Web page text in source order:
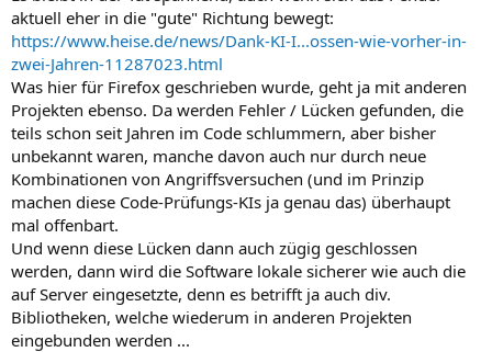
aktuell eher in die "gute" Richtung bewegt:
https://www.heise.de/news/Dank-KI-I...ossen-wie-vorher-in-
zwei-Jahren-11287023.html
Was hier für Firefox geschrieben wurde, geht ja mit anderen
Projekten ebenso. Da werden Fehler / Lücken gefunden, die
teils schon seit Jahren im Code schlummern, aber bisher
unbekannt waren, manche davon auch nur durch neue
Kombinationen von Angriffsversuchen (und im Prinzip
machen diese Code-Prüfungs-KIs ja genau das) überhaupt
mal offenbart.
Und wenn diese Lücken dann auch zügig geschlossen
werden, dann wird die Software lokale sicherer wie auch die
auf Server eingesetzte, denn es betrifft ja auch div.
Bibliotheken, welche wiederum in anderen Projekten
eingebunden werden ...